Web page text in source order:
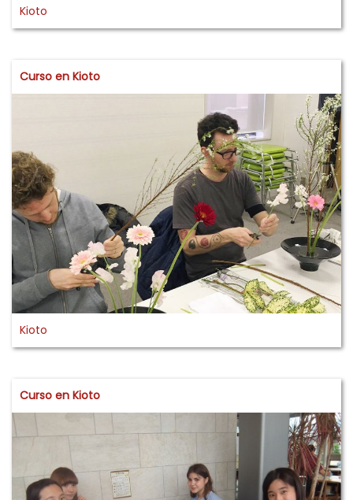
Kioto
Curso en Kioto
Kioto
Curso en Kioto